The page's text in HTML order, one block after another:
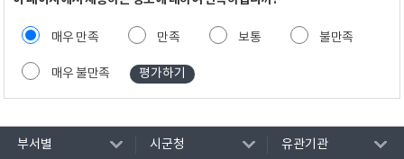
매우 만족 만족 보통 불만족
매우 불만족
부서별 시군청 유관기관